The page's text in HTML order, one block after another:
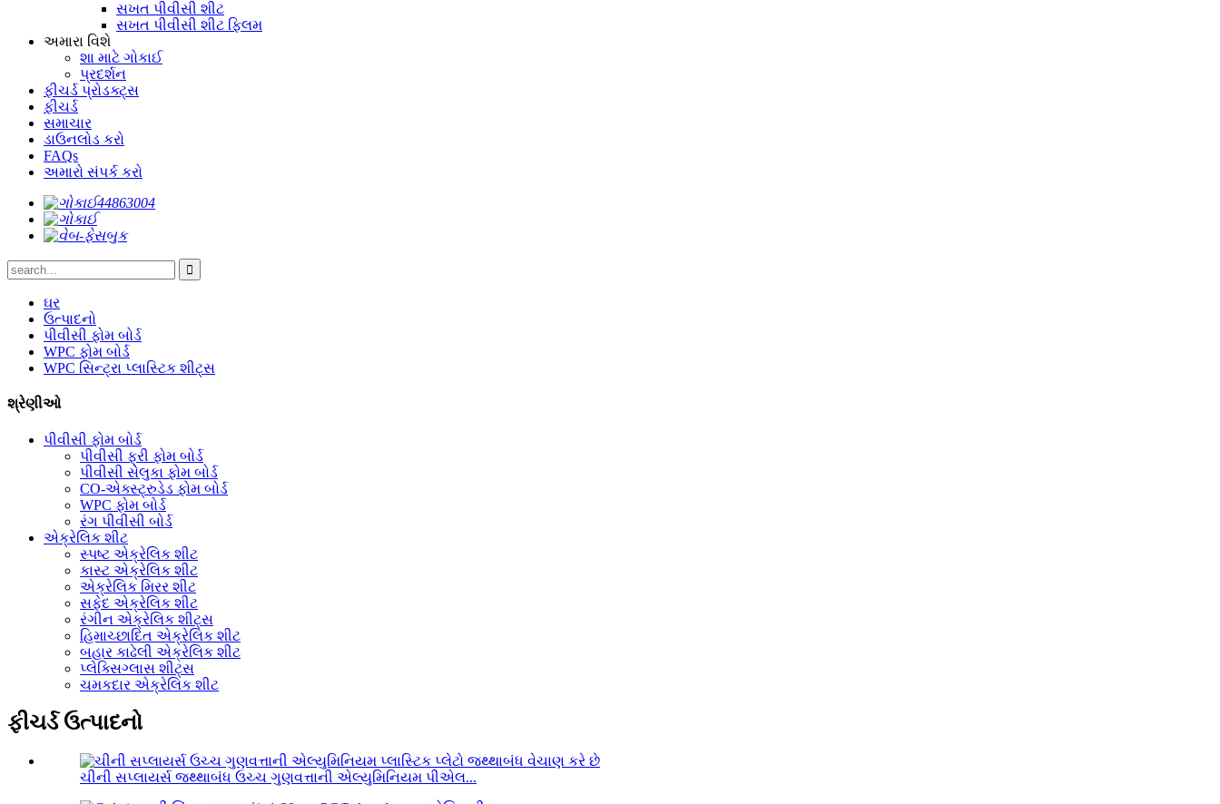
સખત પીવીસી શીટ
સખત પીવીસી શીટ ફ્લિમ
અમારા વિશે
શા માટે ગોકાઈ
પ્રદર્શન
ફીચર્ડ પ્રોડક્ટ્સ
ફીચર્ડ
સમાચાર
ડાઉનલોડ કરો
FAQs
અમારો સંપર્ક કરો
ઘર
ઉત્પાદનો
પીવીસી ફોમ બોર્ડ
WPC ફોમ બોર્ડ
WPC સિન્ટ્રા પ્લાસ્ટિક શીટ્સ
શ્રેણીઓ
પીવીસી ફોમ બોર્ડ
પીવીસી ફ્રી ફોમ બોર્ડ
પીવીસી સેલુકા ફોમ બોર્ડ
CO-એક્સ્ટ્રુડેડ ફોમ બોર્ડ
WPC ફોમ બોર્ડ
રંગ પીવીસી બોર્ડ
એક્રેલિક શીટ
સ્પષ્ટ એક્રેલિક શીટ
કાસ્ટ એક્રેલિક શીટ
એક્રેલિક મિરર શીટ
સફેદ એક્રેલિક શીટ
રંગીન એક્રેલિક શીટ્સ
હિમાચ્છાદિત એક્રેલિક શીટ
બહાર કાઢેલી એક્રેલિક શીટ
પ્લેક્સિગ્લાસ શીટ્સ
ચમકદાર એક્રેલિક શીટ
ફીચર્ડ ઉત્પાદનો
ચીની સપ્લાયર્સ જથ્થાબંધ ઉચ્ચ ગુણવત્તાની એલ્યુમિનિયમ પીએલ...